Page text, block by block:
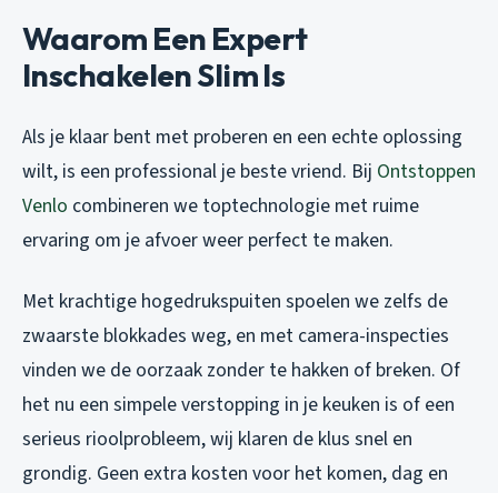
Waarom Een Expert
Inschakelen Slim Is
Als je klaar bent met proberen en een echte oplossing
wilt, is een professional je beste vriend. Bij Ontstoppen
Venlo combineren we toptechnologie met ruime
ervaring om je afvoer weer perfect te maken.
Met krachtige hogedrukspuiten spoelen we zelfs de
zwaarste blokkades weg, en met camera-inspecties
vinden we de oorzaak zonder te hakken of breken. Of
het nu een simpele verstopping in je keuken is of een
serieus rioolprobleem, wij klaren de klus snel en
grondig. Geen extra kosten voor het komen, dag en